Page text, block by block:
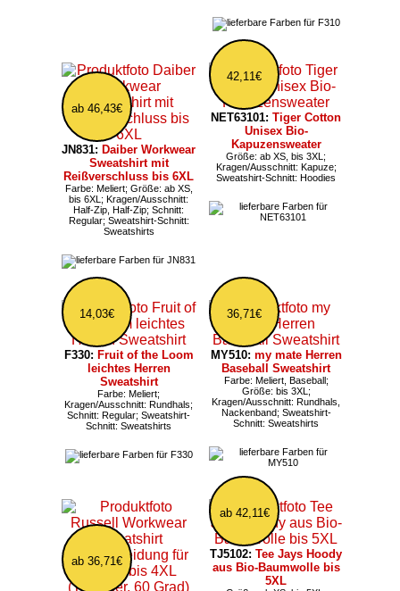
ab 46,43€
JN831: Daiber Workwear
Sweatshirt mit
Reißverschluss bis 6XL
Farbe: Meliert; Größe: ab XS,
bis 6XL; Kragen/Ausschnitt:
Half-Zip, Half-Zip; Schnitt:
Regular; Sweatshirt-Schnitt:
Sweatshirts
42,11€
NET63101: Tiger Cotton
Unisex Bio-
Kapuzensweater
Größe: ab XS, bis 3XL;
Kragen/Ausschnitt: Kapuze;
Sweatshirt-Schnitt: Hoodies
14,03€
F330: Fruit of the Loom
leichtes Herren
Sweatshirt
Farbe: Meliert;
Kragen/Ausschnitt: Rundhals;
Schnitt: Regular; Sweatshirt-
Schnitt: Sweatshirts
36,71€
MY510: my mate Herren
Baseball Sweatshirt
Farbe: Meliert, Baseball;
Größe: bis 3XL;
Kragen/Ausschnitt: Rundhals,
Nackenband; Sweatshirt-
Schnitt: Sweatshirts
ab 36,71€
ab 42,11€
TJ5102: Tee Jays Hoody
aus Bio-Baumwolle bis
5XL